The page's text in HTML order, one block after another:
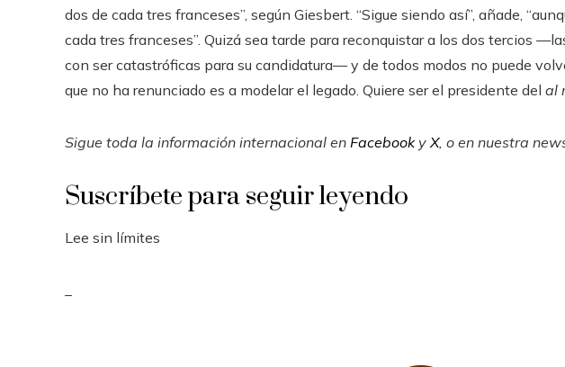
dos de cada tres franceses”, según Giesbert. “Sigue siendo así”, añade,
cada tres franceses”. Quizá sea tarde para reconquistar a los dos tercios
con ser catastróficas para su candidatura— y de todos modos no puede
que no ha renunciado es a modelar el legado. Quiere ser el presidente del al
Sigue toda la información internacional en Facebooky X, o en nuestra
Suscríbete para seguir leyendo
Lee sin límites